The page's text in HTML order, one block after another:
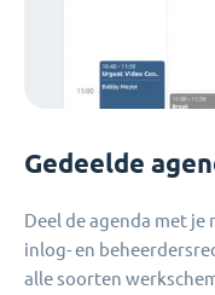
Gedeelde
Deel de agenda met je
inlog- en
alle soorten